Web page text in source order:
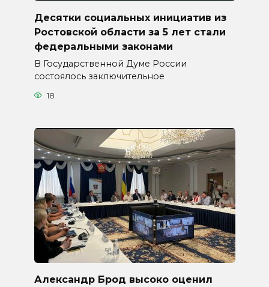
Десятки социальных инициатив из
Ростовской области за 5 лет стали
федеральными законами
В Государственной Думе России
состоялось заключительное
18
Александр Брод высоко оценил